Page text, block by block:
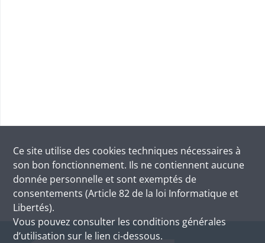
Ce site utilise des cookies techniques nécessaires à
son bon fonctionnement. Ils ne contiennent aucune
donnée personnelle et sont exemptés de
consentements (Article 82 de la loi Informatique et
Libertés).
Vous pouvez consulter les conditions générales
d’utilisation sur le lien ci-dessous.